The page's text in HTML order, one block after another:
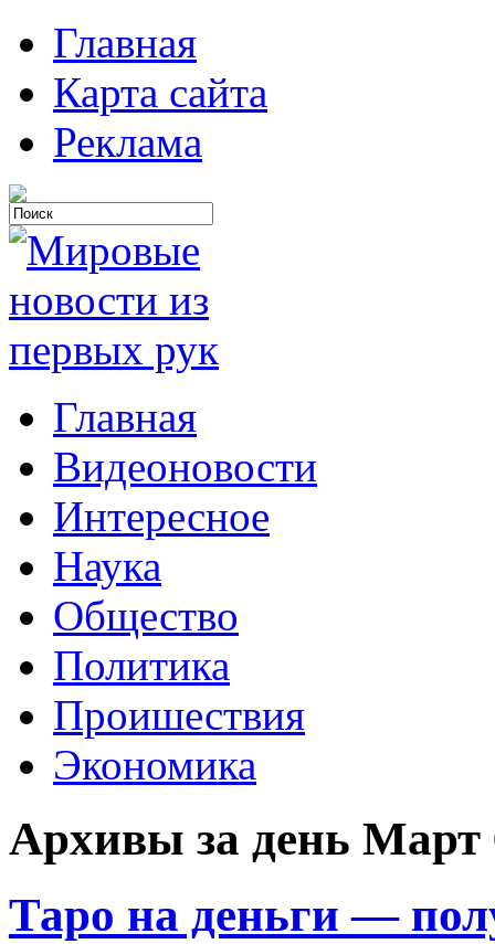
Главная
Карта сайта
Реклама
Главная
Видеоновости
Интересное
Наука
Общество
Политика
Проишествия
Экономика
Архивы за день Март
Таро на деньги —